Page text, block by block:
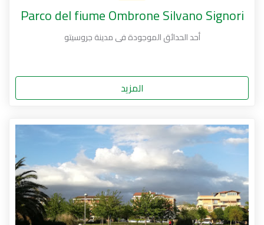
Parco del fiume Ombrone Silvano Signori
أحد الحدائق الموجودة فى مدينة جروسيتو
المزيد